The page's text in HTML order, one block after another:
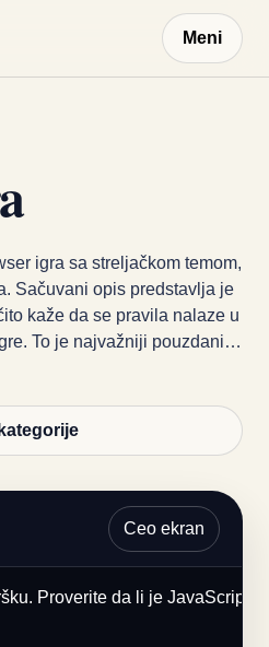
Meni
igra sa streljačkom temom,
Sačuvani opis predstavlja je
kaže da se pravila nalaze u
To je najvažniji pouzdani…
Ceo ekran
Proverite da li je JavaScript